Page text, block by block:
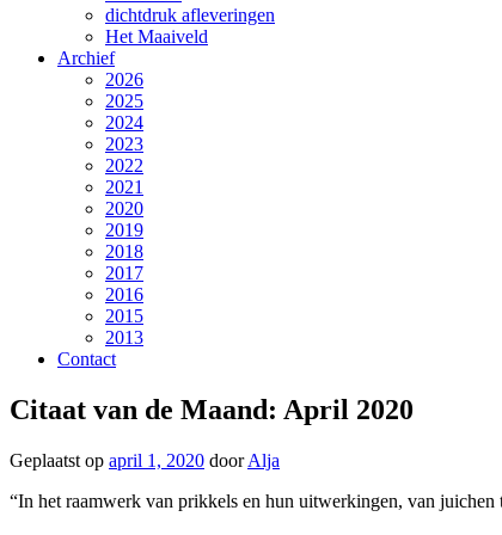
dichtdruk afleveringen
Het Maaiveld
Archief
2026
2025
2024
2023
2022
2021
2020
2019
2018
2017
2016
2015
2013
Contact
Citaat van de Maand: April 2020
Geplaatst op april 1, 2020 doorAlja
“In het raamwerk van prikkels en hun uitwerkingen, van